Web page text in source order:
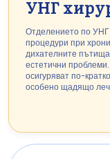
УНГ
Отделението по УНГ
процедури при
дихателните
естетични
осигуряват по-
особено щадящо